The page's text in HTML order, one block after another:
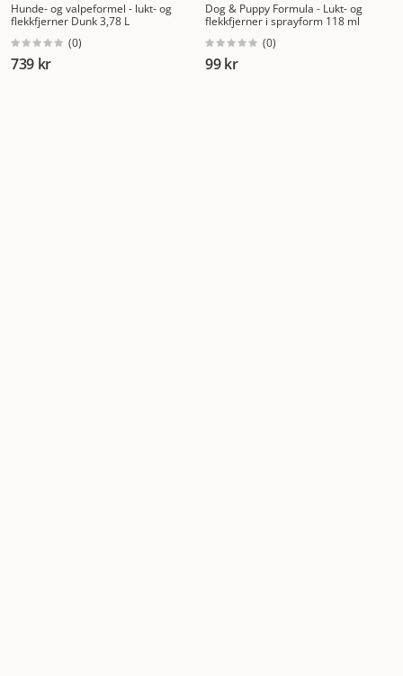
Hunde- og valpeformel - lukt- og
flekkfjerner Dunk 3,78 L
(0)
739 kr
Dog & Puppy Formula - Lukt- og
flekkfjerner i sprayform 118 ml
(0)
99 kr